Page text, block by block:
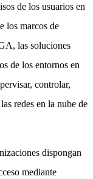
de los usuarios en
los marcos de
las soluciones
de los entornos en
controlar,
redes en la nube de
dispongan
mediante